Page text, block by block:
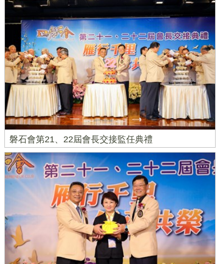
磐石會第21、22屆會長交接監任典禮